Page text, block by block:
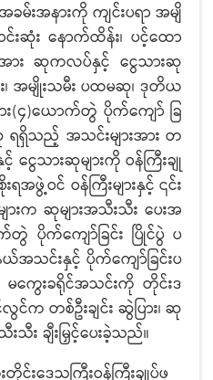
အခမ်းအနားကို ကျင်းပရာ အမျိ
းဆုံး နောက်ထိန်း၊ ပင့်ထော
ား ဆုကလပ်နှင့် ငွေသားဆု
၊ အမျိုးသမီး ပထမဆု၊ ဒုတိယ
၄)ယောက်တွဲ ပိုက်ကျော် ခြ
ရှိသည့် အသင်းများအား တ
ငွေသားဆုများကို ဝန်ကြီးချု
အဖွဲ့ဝင် ဝန်ကြီးများနှင့် ၎င်း
ားက ဆုများအသီးသီး ပေးအ
က်တွဲ ပိုက်ကျော်ခြင်း ပြိုင်ပွဲ ပ
အသင်းနှင့် ပိုက်ကျော်ခြင်းပ
ကွေးခရိုင်အသင်းကို တိုင်းဒ
င်က တစ်ဦးချင်း ဆွဲပြား၊ ဆု
ချီးမြှင့်ပေးခဲ့သည်။
င်းဒေသကြီးဝန်ကြီးချုပ်ဖ